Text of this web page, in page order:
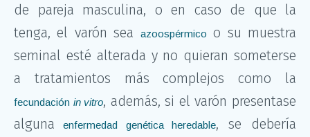
de pareja masculina, o en caso de que la
tenga, el varón sea
azoospérmico o su muestra
seminal esté alterada y no quieran someterse
a tratamientos más complejos como la
fecundación in vitro, además, si el varón presentase
alguna enfermedad genética heredable, se debería